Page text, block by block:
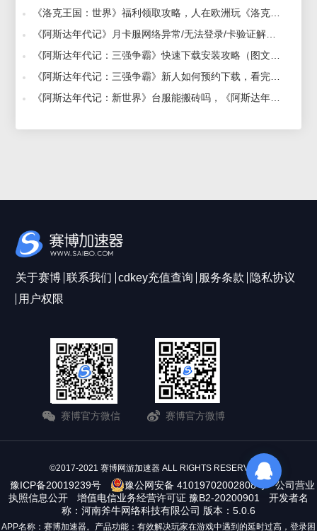
关于赛博 联系我们 cdkey充值查询 服务条款
隐私协议
用户权限
赛博官方微信 赛博官方微博
©2017-2021 赛博网游加速器 ALL RIGHTS RESERVERD
豫ICP备20019239号 豫公网安备 41019702002808号
公司营业
执照信息公开
增值电信业务经营许可证 豫B2-20200901
开发者名
称：河南斧牛网络科技有限公司 版本：5.0.6
APP名称：赛博加速器。产品功能：有效解决玩家在游戏中遇到的延时过高，登录困